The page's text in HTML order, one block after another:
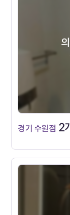
경기 수원점 2